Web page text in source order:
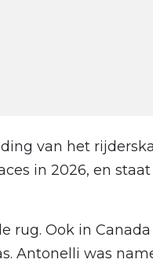
van het
in 2026, en
Ook in Canada
Antonelli was